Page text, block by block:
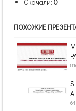
ПОХОЖИЕ